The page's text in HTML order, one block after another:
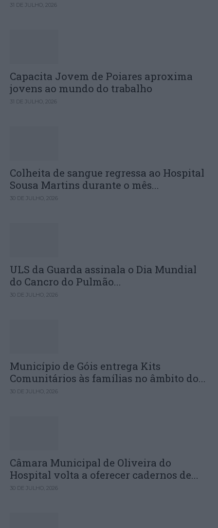
31 DE JULHO, 2026
Capacita Jovem de Poiares aproxima
jovens ao mundo do trabalho
31 DE JULHO, 2026
Colheita de sangue regressa ao Hospital
Sousa Martins durante o mês...
30 DE JULHO, 2026
ULS da Guarda assinala o Dia Mundial
do Cancro do Pulmão...
30 DE JULHO, 2026
Município de Góis entrega Kits
Comunitários às famílias no âmbito do...
30 DE JULHO, 2026
Câmara Municipal de Oliveira do
Hospital volta a oferecer cadernos de...
30 DE JULHO, 2026